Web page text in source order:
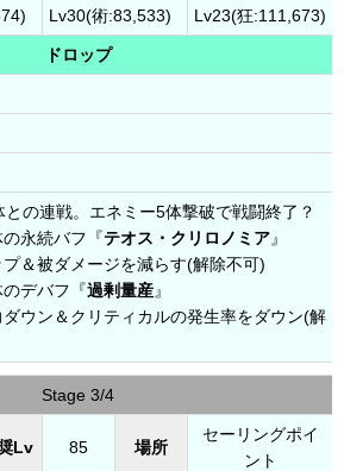
Lv30(術:83,533)
Lv23(狂:111,673)
ドロップ
との連戦。エネミー5体撃破で戦闘終了？
永続バフ『テオス・クリロノミア』
＆被ダメージを減らす(解除不可)
デバフ『過剰量産』
ダウン＆クリティカルの発生率をダウン(解
Stage 3/4
Lv 85 場所
セーリングポイ
ント